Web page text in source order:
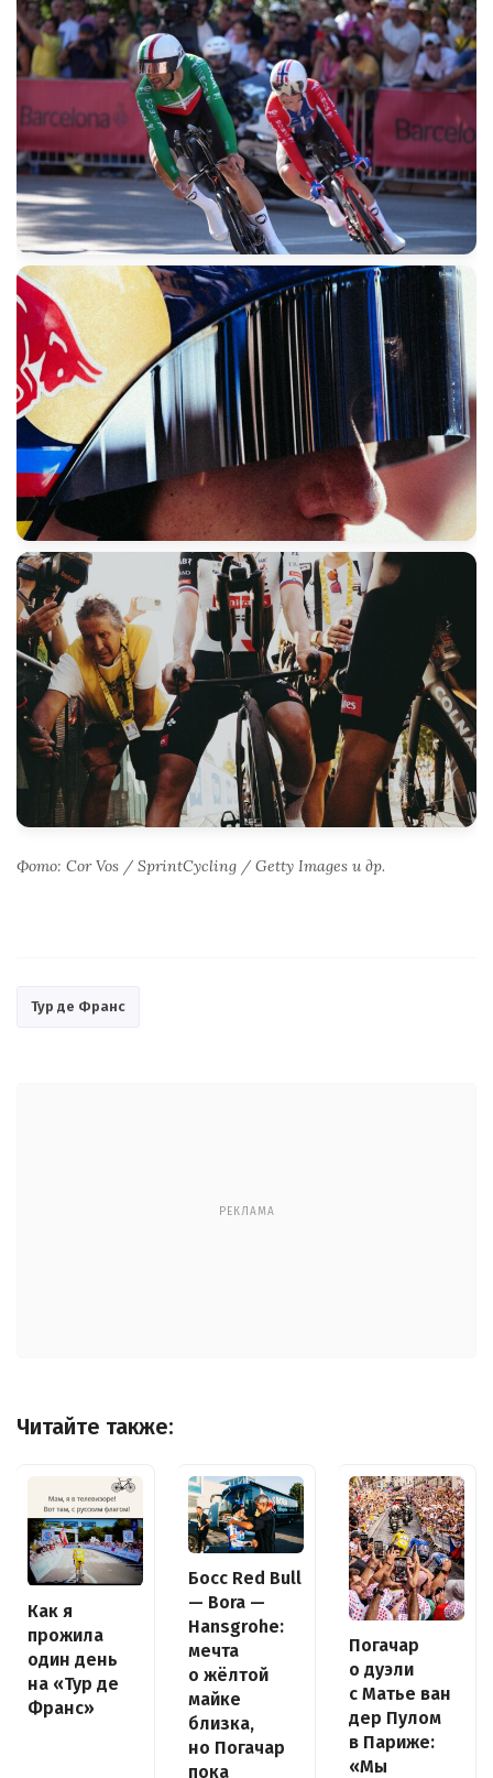
Фото: Cor Vos / SprintCycling / Getty Images и др.
Тур де Франс
РЕКЛАМА
Читайте также:
Как я
прожила
один день
на «Тур де
Франс»
Босс Red Bull
— Bora —
Hansgrohe:
мечта
о жёлтой
майке
близка,
но Погачар
пока
Погачар
о дуэли
с Матье ван
дер Пулом
в Париже:
«Мы